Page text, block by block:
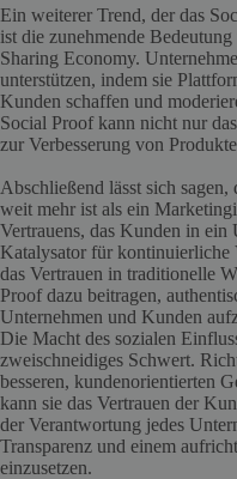
Ein weiterer Trend, der das
ist die zunehmende
Sharing Economy.
unterstützen, indem sie
Kunden schaffen und
Social Proof kann nicht nur
zur Verbesserung von
Abschließend lässt sich
weit mehr ist als ein
Vertrauens, das Kunden in ein
Katalysator für kontinuierliche
das Vertrauen in traditionelle
Proof dazu beitragen,
Unternehmen und Kunden
Die Macht des sozialen
zweischneidiges Schwert.
besseren, kundenorientierten
kann sie das Vertrauen der
der Verantwortung jedes
Transparenz und einem
einzusetzen.